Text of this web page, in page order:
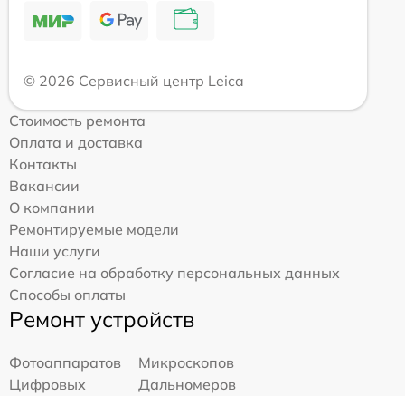
© 2026 Сервисный центр Leica
Стоимость ремонта
Оплата и доставка
Контакты
Вакансии
О компании
Ремонтируемые модели
Наши услуги
Согласие на обработку персональных данных
Способы оплаты
Ремонт устройств
Фотоаппаратов
Микроскопов
Цифровых
Дальномеров